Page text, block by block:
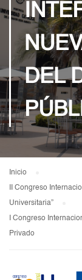
DEL
Inicio
II Congreso
Universitaria”
I Congreso
Privado